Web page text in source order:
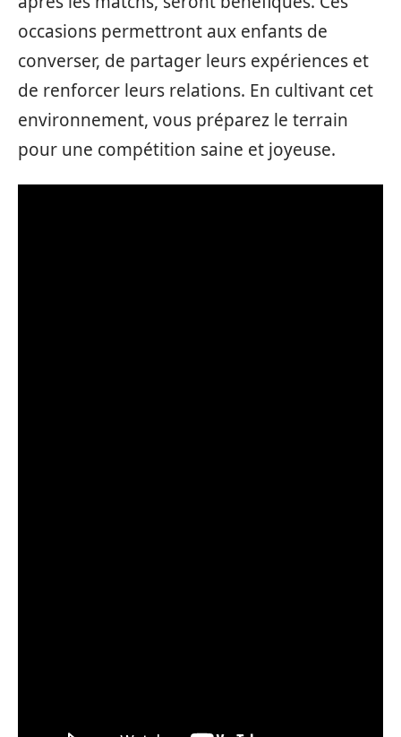
occasions permettront aux enfants de
converser, de partager leurs expériences et
de renforcer leurs relations. En cultivant cet
environnement, vous préparez le terrain
pour une compétition saine et joyeuse.